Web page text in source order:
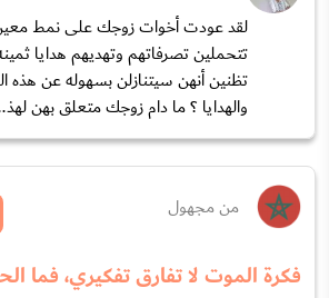
لقد عودت أخوات زوجك على نمط
تتحملين تصرفاتهم وتهديهم هدايا
تظنين أنهن سيتنازلن بسهوله عن هذه
والهدايا ؟ ما دام زوجك متعلق بهن
من مجهول
فكرة الموت لا تفارق تفكيري، فما